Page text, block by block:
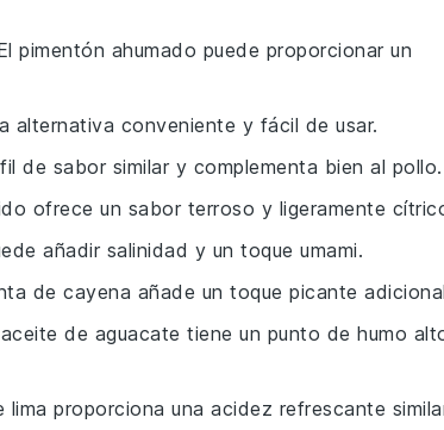
pimentón ahumado puede proporcionar un
alternativa conveniente y fácil de usar.
de sabor similar y complementa bien al pollo.
ofrece un sabor terroso y ligeramente
añadir salinidad y un toque umami.
de cayena añade un toque picante
de aguacate tiene un punto de humo
lima proporciona una acidez refrescante